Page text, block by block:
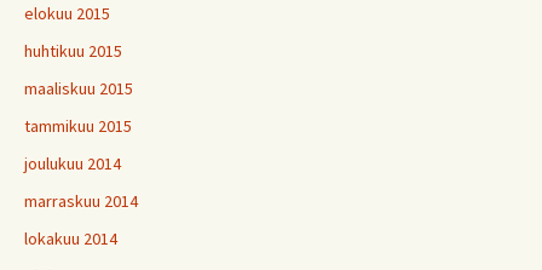
elokuu 2015
huhtikuu 2015
maaliskuu 2015
tammikuu 2015
joulukuu 2014
marraskuu 2014
lokakuu 2014